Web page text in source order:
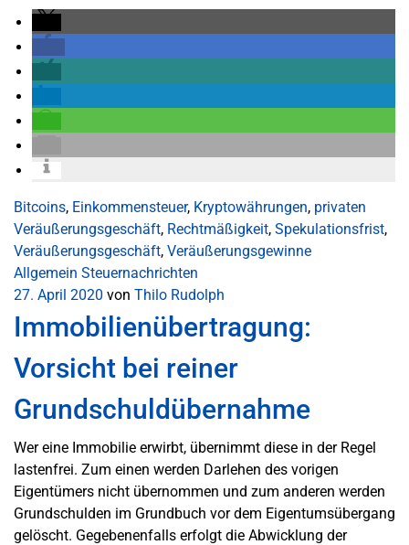
Bitcoins, Einkommensteuer, Kryptowährungen, privaten
Veräußerungsgeschäft, Rechtmäßigkeit, Spekulationsfrist,
Veräußerungsgeschäft, Veräußerungsgewinne
Allgemein Steuernachrichten
27. April 2020 von Thilo Rudolph
Immobilienübertragung:
Vorsicht bei reiner
Grundschuldübernahme
Wer eine Immobilie erwirbt, übernimmt diese in der Regel
lastenfrei. Zum einen werden Darlehen des vorigen
Eigentümers nicht übernommen und zum anderen werden
Grundschulden im Grundbuch vor dem Eigentumsübergang
gelöscht. Gegebenenfalls erfolgt die Abwicklung der